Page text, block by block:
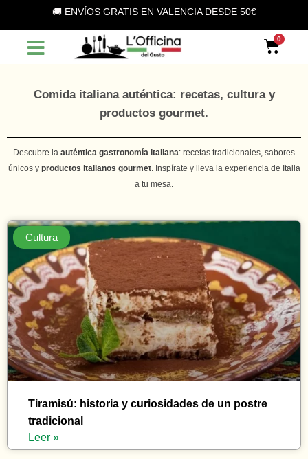
contenuto
🚚 ENVÍOS GRATIS EN VALENCIA DESDE 50€
Comida italiana auténtica: recetas, cultura y
productos gourmet.
Descubre la auténtica gastronomía italiana: recetas tradicionales, sabores
únicos yproductos italianos gourmet. Inspírate y lleva la experiencia de Italia
a tu mesa.
Cultura
Tiramisú: historia y curiosidades de un postre
tradicional
Leer »